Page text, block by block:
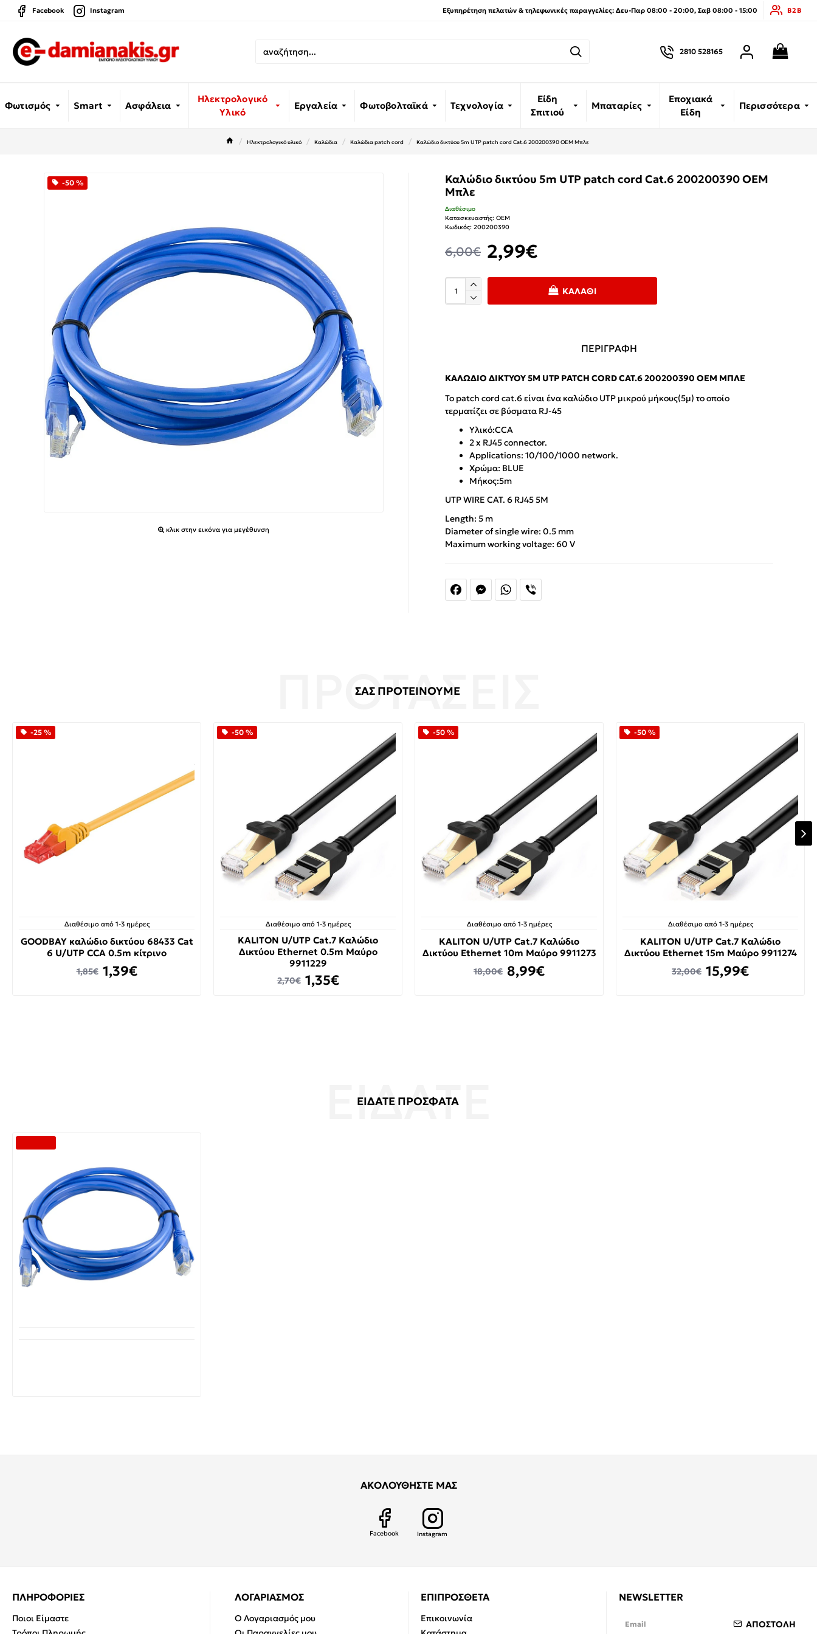
Facebook Instagram Εξυπηρέτηση πελατών & τηλεφωνικές παραγγελίες: Δευ-Παρ 08:00 - 20:00, Σαβ 08:00 - 15:00 B2B
2810 528165
Φωτισμός Smart Ασφάλεια
Ηλεκτρολογικό
Υλικό
Εργαλεία Φωτοβολταϊκά Τεχνολογία
Είδη
Σπιτιού
Μπαταρίες
Εποχιακά
Είδη
Περισσότερα
Ηλεκτρολογικό υλικό Καλώδια Καλώδια patch cord Καλώδιο δικτύου 5m UTP patch cord Cat.6 200200390 OEM Μπλε
-50 %
κλικ στην εικόνα για μεγέθυνση
Καλώδιο δικτύου 5m UTP patch cord Cat.6 200200390 OEM
Μπλε
2,99€
6,00€
Διαθέσιμο
Κατασκευαστής: OEM
Κωδικός: 200200390
ΚΑΛΆΘΙ
FacebookMessengerWhatsApp
ΠΕΡΙΓΡΑΦΗ
ΚΑΛΏΔΙΟ ΔΙΚΤΎΟΥ 5M UTP PATCH CORD CAT.6 200200390 OEM ΜΠΛΕ
Το patch cord cat.6 είναι ένα καλώδιο UTP μικρού μήκους(5μ) το οποίο
τερματίζει σε βύσματα RJ-45
Υλικό:CCA
2 x RJ45 connector.
Applications: 10/100/1000 network.
Χρώμα: BLUE
Μήκος:5m
UTP WIRE CAT. 6 RJ45 5M
Length: 5 m
Diameter of single wire: 0.5 mm
Maximum working voltage: 60 V
ΣΑΣ ΠΡΟΤΕΙΝΟΥΜΕ
-25 %
Διαθέσιμο από 1-3 ημέρες
GOODBAY καλώδιο δικτύου 68433 Cat
6 U/UTP CCA 0.5m κίτρινο
1,39€
1,85€
-50 %
Διαθέσιμο από 1-3 ημέρες
KALITON U/UTP Cat.7 Καλώδιο
Δικτύου Ethernet 0.5m Μαύρο
9911229
1,35€
2,70€
-50 %
Διαθέσιμο από 1-3 ημέρες
KALITON U/UTP Cat.7 Καλώδιο
Δικτύου Ethernet 10m Μαύρο 9911273
8,99€
18,00€
-50 %
Διαθέσιμο από 1-3 ημέρες
KALITON U/UTP Cat.7 Καλώδιο
Δικτύου Ethernet 15m Μαύρο 9911274
15,99€
32,00€
ΕΙΔΑΤΕ ΠΡΟΣΦΑΤΑ
ΑΚΟΛΟΥΘΗΣΤΕ ΜΑΣ
Facebook Instagram
ΠΛΗΡΟΦΟΡΙΕΣ
Ποιοι Είμαστε
ΛΟΓΑΡΙΑΣΜΟΣ
Ο Λογαριασμός μου
ΕΠΙΠΡΟΣΘΕΤΑ
Επικοινωνία
NEWSLETTER
ΑΠΟΣΤΟΛΗ